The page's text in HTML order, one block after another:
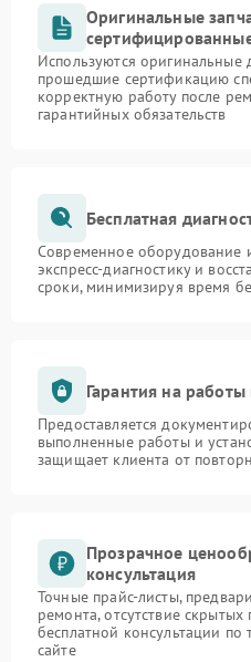
Оригинальные
Используются оригинальные
прошедшие сертификацию
корректную работу после
гарантийных обязательств
Бесплатная
Современное оборудование
экспресс-диагностику и
сроки, минимизируя время
Гарантия на работы
Предоставляется
выполненные работы и
защищает клиента от
Прозрачное
консультация
Точные прайс-листы,
ремонта, отсутствие
бесплатной консультации
сайте